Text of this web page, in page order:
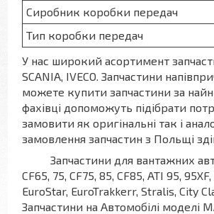
Сиробник коробки передач
Тип коробки передач
У нас широкий асортимент
SCANIA, IVECO. Запчастини
можете купити запчастини за
фахівці допоможуть підібрати
замовити як оригінальні так і
замовлення запчастин з Польщі
Запчастини для вантажних
CF65, 75, CF75, 85, CF85, ATI 95,
EuroStar, EuroTrakkerr, Stralis, City
Запчастини на Автомобілі моделі